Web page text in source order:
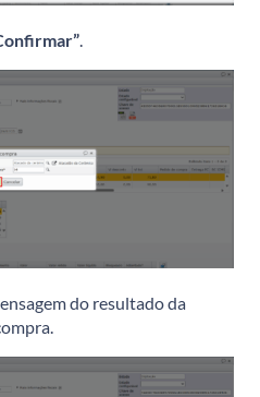
do resultado da